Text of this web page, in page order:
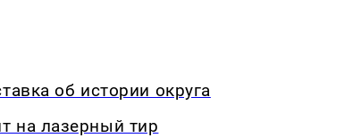
об истории округа
на лазерный тир